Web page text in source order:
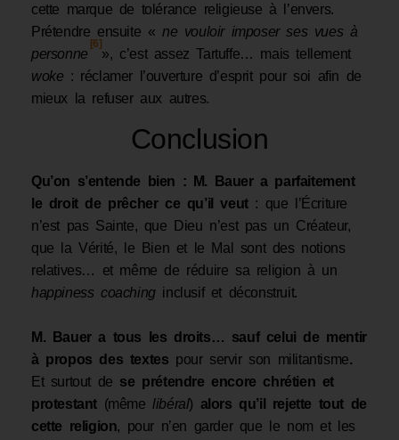
cette marque de tolérance religieuse à l’envers.
Prétendre ensuite « ne vouloir imposer ses vues à
personne
[6]
», c’est assez Tartuffe… mais tellement
woke : réclamer l’ouverture d’esprit pour soi afin de
mieux la refuser aux autres.
Conclusion
Qu’on s’entende bien : M. Bauer a parfaitement
le droit de prêcher ce qu’il veut : que l’Écriture
n’est pas Sainte, que Dieu n’est pas un Créateur,
que la Vérité, le Bien et le Mal sont des notions
relatives… et même de réduire sa religion à un
happiness coachinginclusif et déconstruit.
M. Bauer a tous les droits… sauf celui de mentir
à propos des textes pour servir son militantisme.
Et surtout de se prétendre encore chrétien et
protestant (même libéral) alors qu’il rejette tout de
cette religion, pour n’en garder que le nom et les